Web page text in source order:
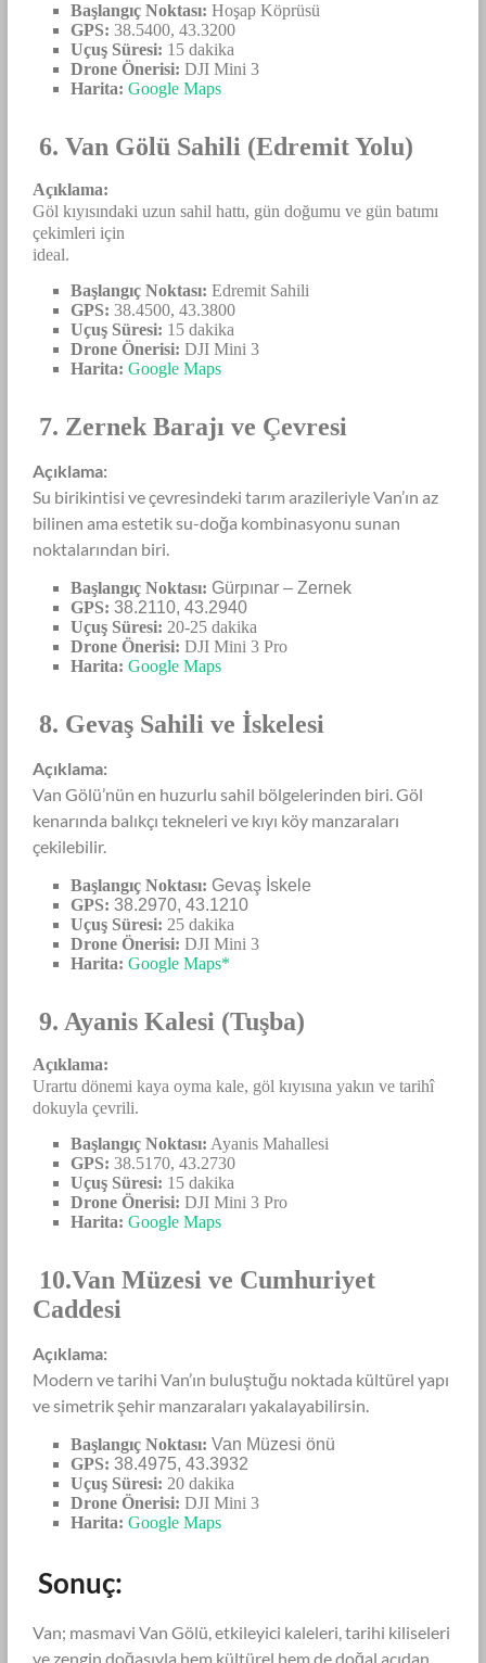
Başlangıç Noktası: Hoşap Köprüsü
GPS: 38.5400, 43.3200
Uçuş Süresi: 15 dakika
Drone Önerisi: DJI Mini 3
Harita: Google Maps
6. Van Gölü Sahili (Edremit Yolu)
Açıklama:
Göl kıyısındaki uzun sahil hattı, gün doğumu ve gün batımı
çekimleri için
ideal.
Başlangıç Noktası: Edremit Sahili
GPS: 38.4500, 43.3800
Uçuş Süresi: 15 dakika
Drone Önerisi: DJI Mini 3
Harita: Google Maps
7. Zernek Barajı ve Çevresi
Açıklama:
Su birikintisi ve çevresindeki tarım arazileriyle Van’ın az
bilinen ama estetik su-doğa kombinasyonu sunan
noktalarından biri.
Başlangıç Noktası: Gürpınar – Zernek
GPS: 38.2110, 43.2940
Uçuş Süresi: 20-25 dakika
Drone Önerisi: DJI Mini 3 Pro
Harita: Google Maps
8. Gevaş Sahili ve İskelesi
Açıklama:
Van Gölü’nün en huzurlu sahil bölgelerinden biri. Göl
kenarında balıkçı tekneleri ve kıyı köy manzaraları
çekilebilir.
Başlangıç Noktası: Gevaş İskele
GPS: 38.2970, 43.1210
Uçuş Süresi: 25 dakika
Drone Önerisi: DJI Mini 3
Harita: Google Maps*
9. Ayanis Kalesi (Tuşba)
Açıklama:
Urartu dönemi kaya oyma kale, göl kıyısına yakın ve tarihî
dokuyla çevrili.
Başlangıç Noktası: Ayanis Mahallesi
GPS: 38.5170, 43.2730
Uçuş Süresi: 15 dakika
Drone Önerisi: DJI Mini 3 Pro
Harita: Google Maps
10.Van Müzesi ve Cumhuriyet
Caddesi
Açıklama:
Modern ve tarihi Van’ın buluştuğu noktada kültürel yapı
ve simetrik şehir manzaraları yakalayabilirsin.
Başlangıç Noktası: Van Müzesi önü
GPS: 38.4975, 43.3932
Uçuş Süresi: 20 dakika
Drone Önerisi: DJI Mini 3
Harita: Google Maps
Sonuç:
Van; masmavi Van Gölü, etkileyici kaleleri, tarihi kiliseleri
ve zengin doğasıyla hem kültürel hem de doğal açıdan